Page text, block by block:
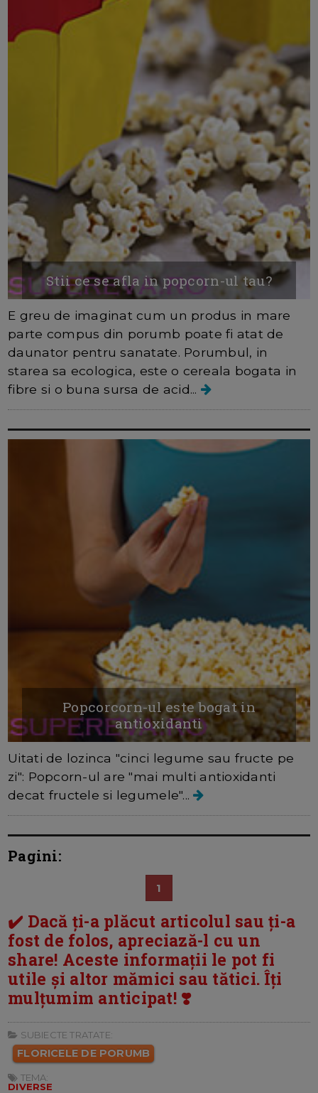
Stii ce se afla in popcorn-ul tau?
E greu de imaginat cum un produs in mare
parte compus din porumb poate fi atat de
daunator pentru sanatate. Porumbul, in
starea sa ecologica, este o cereala bogata in
fibre si o buna sursa de acid...
Popcorcorn-ul este bogat in
antioxidanti
Uitati de lozinca "cinci legume sau fructe pe
zi": Popcorn-ul are "mai multi antioxidanti
decat fructele si legumele"...
Pagini:
1
✔️ Dacă ți-a plăcut articolul sau ți-a
fost de folos, apreciază-l cu un
share! Aceste informații le pot fi
utile și altor mămici sau tătici. Îți
mulțumim anticipat! ❣️
SUBIECTE TRATATE:
FLORICELE DE PORUMB
TEMA:
DIVERSE